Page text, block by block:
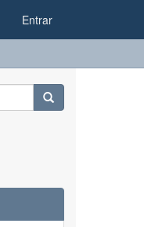
Entrar